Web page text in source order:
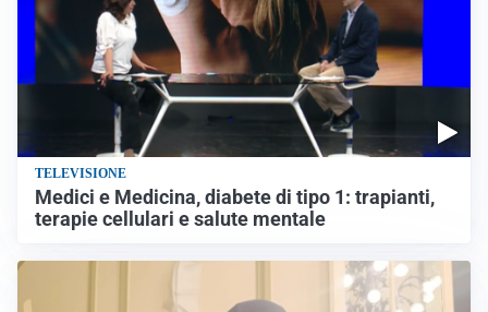
TELEVISIONE
Medici e Medicina, diabete di tipo 1: trapianti,
terapie cellulari e salute mentale